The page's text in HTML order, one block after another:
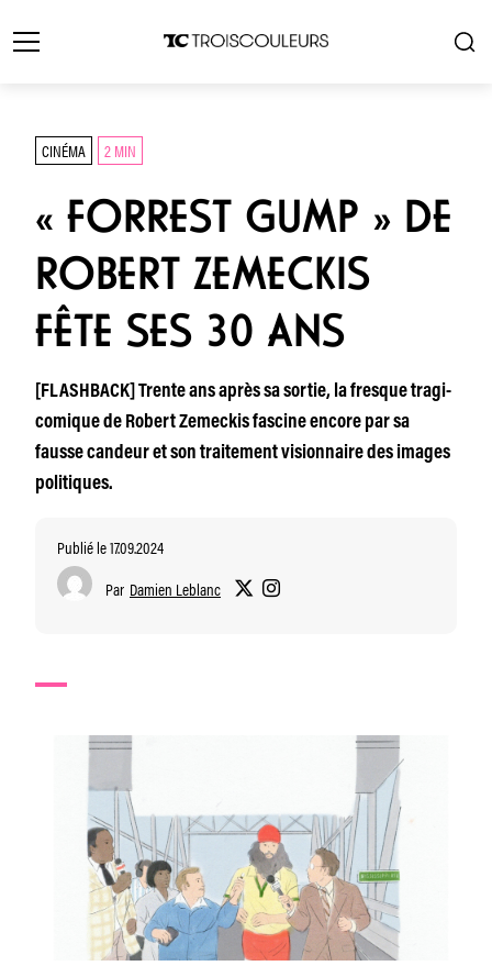
CINÉMA 2 MIN
« FORREST GUMP » DE
ROBERT ZEMECKIS
FÊTE SES 30 ANS
[FLASHBACK] Trente ans après sa sortie, la fresque tragi-
comique de Robert Zemeckis fascine encore par sa
fausse candeur et son traitement visionnaire des images
politiques.
Publié le 17.09.2024
Par Damien Leblanc